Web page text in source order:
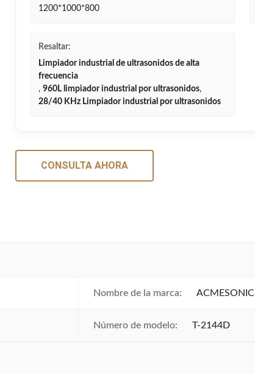
1200*1000*800
Resaltar:
Limpiador industrial de ultrasonidos de alta
frecuencia
, 960L limpiador industrial por ultrasonidos,
28/40 KHz Limpiador industrial por ultrasonidos
CONSULTA AHORA
Nombre de la marca: ACMESONIC
Número de modelo: T-2144D